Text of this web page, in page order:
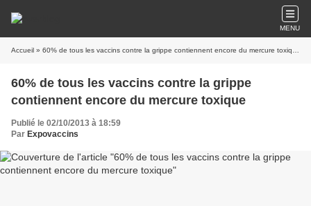
MENU
Accueil » 60% de tous les vaccins contre la grippe contiennent encore du mercure toxique
60% de tous les vaccins contre la grippe
contiennent encore du mercure toxique
Publié le 02/10/2013 à 18:59
Par Expovaccins